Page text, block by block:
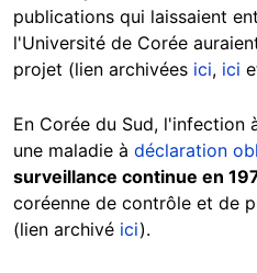
publications qui laissaient
l'Université de Corée
projet (lien archivées ici, ici
En Corée du Sud, l'infection
une maladie à déclaration
surveillance continue en
coréenne de contrôle et de
(lien archivé ici).